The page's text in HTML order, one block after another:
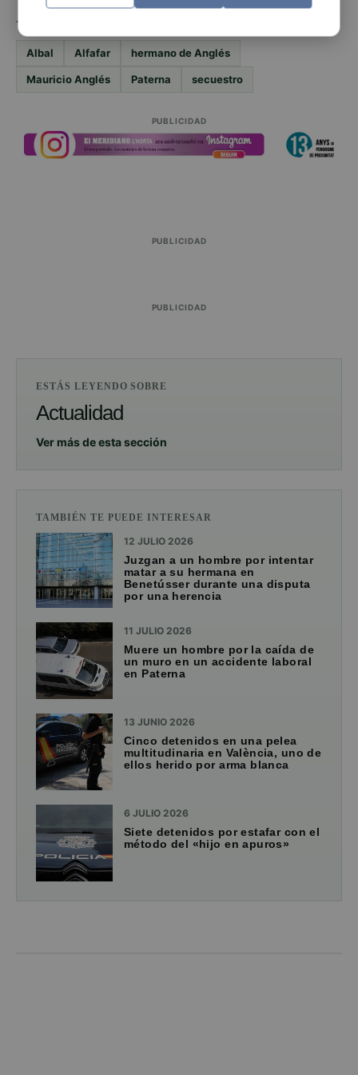
TEMAS
Albal Alfafar hermano de Anglés
Mauricio Anglés Paterna secuestro
PUBLICIDAD
PUBLICIDAD
PUBLICIDAD
ESTÁS LEYENDO SOBRE
Actualidad
Ver más de esta sección
TAMBIÉN TE PUEDE INTERESAR
12 JULIO 2026
Juzgan a un hombre por intentar
matar a su hermana en
Benetússer durante una disputa
por una herencia
11 JULIO 2026
Muere un hombre por la caída de
un muro en un accidente laboral
en Paterna
13 JUNIO 2026
Cinco detenidos en una pelea
multitudinaria en València, uno de
ellos herido por arma blanca
6 JULIO 2026
Siete detenidos por estafar con el
método del «hijo en apuros»